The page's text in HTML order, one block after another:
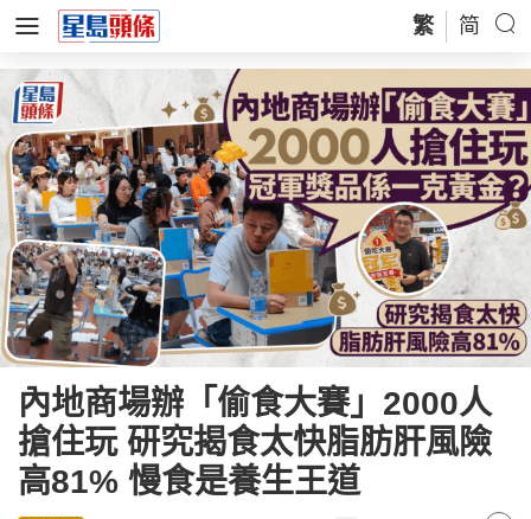
繁 简
內地商場辦「偷食大賽」2000人
搶住玩 研究揭食太快脂肪肝風險
高81% 慢食是養生王道